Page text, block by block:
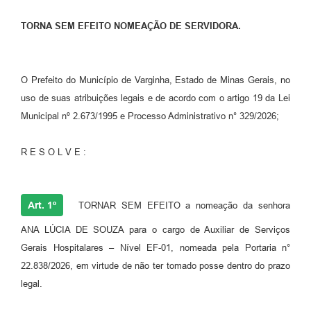
TORNA SEM EFEITO NOMEAÇÃO DE SERVIDORA.
O Prefeito do Município de Varginha, Estado de Minas Gerais, no
uso de suas atribuições legais e de acordo com o artigo 19 da Lei
Municipal nº 2.673/1995 e Processo Administrativo n° 329/2026;
R E S O L V E :
Art. 1º TORNAR SEM EFEITO a nomeação da senhora
ANA LÚCIA DE SOUZA para o cargo de Auxiliar de Serviços
Gerais Hospitalares – Nível EF-01, nomeada pela Portaria n°
22.838/2026, em virtude de não ter tomado posse dentro do prazo
legal.